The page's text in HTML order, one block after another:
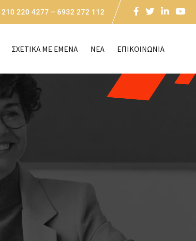
210 220 4277 – 6932 272 112
ΣΧΕΤΙΚΑ ΜΕ ΕΜΕΝΑ NEA ΕΠΙΚΟΙΝΩΝΙΑ